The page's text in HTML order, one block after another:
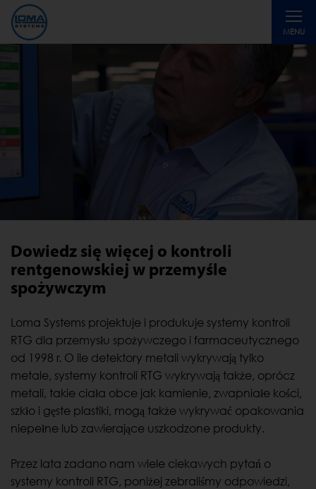
MENU
Toggle
Dowiedz się więcej o kontroli
rentgenowskiej w przemyśle
spożywczym
Loma Systems projektuje i produkuje systemy kontroli
RTG dla przemysłu spożywczego i farmaceutycznego
od 1998 r. O ile detektory metali wykrywają tylko
metale, systemy kontroli RTG wykrywają także, oprócz
metali, takie ciała obce jak kamienie, zwapniałe kości,
szkło i gęste plastiki, mogą także wykrywać opakowania
niepełne lub zawierające uszkodzone produkty.
Przez lata zadano nam wiele ciekawych pytań o
systemy kontroli RTG, poniżej zebraliśmy odpowiedzi,